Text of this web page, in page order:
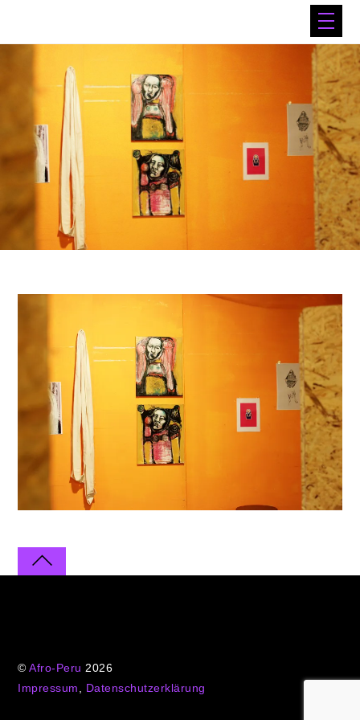
©Afro-Peru 2026
Impressum
Datenschutzerklärung